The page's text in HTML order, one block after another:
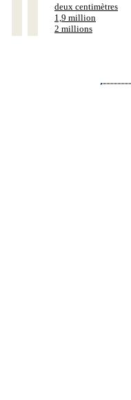
deux centimètres
1,9 million
2 millions